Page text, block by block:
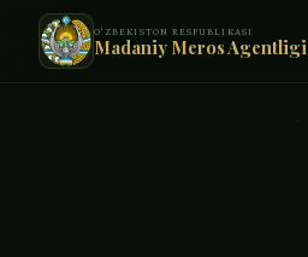
O‘ZBEKISTON RESPUBLIKASI
Madaniy Meros Agentligi